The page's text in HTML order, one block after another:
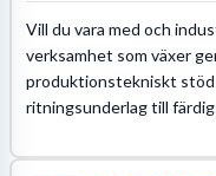
Vill du vara med och
verksamhet som växer
produktionstekniskt stöd
ritningsunderlag till